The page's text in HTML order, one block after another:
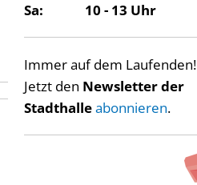
Sa: 10 - 13 Uhr
Immer auf dem Laufenden!
Jetzt den Newsletter der
Stadthalleabonnieren.